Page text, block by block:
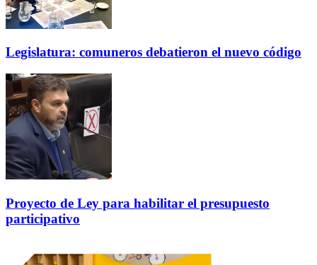
Legislatura: comuneros debatieron el nuevo código
Proyecto de Ley para habilitar el presupuesto
participativo